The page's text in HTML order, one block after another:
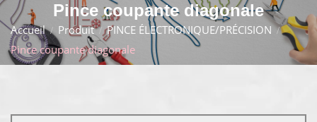
Pince coupante diagonale
Accueil Produit
PINCE ÉLECTRONIQUE/PRÉCISION
Pince coupante diagonale